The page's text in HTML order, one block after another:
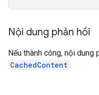
Nội dung phản hồi
Nếu thành công, nội
CachedContent .